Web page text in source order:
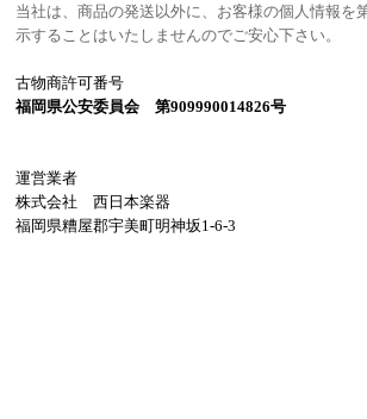
当社は、商品の発送以外に、お客様の個人情報を
示することはいたしませんのでご安心下さい。
古物商許可番号
福岡県公安委員会 第909990014826号
運営業者
株式会社 西日本楽器
福岡県糟屋郡宇美町明神坂1-6-3